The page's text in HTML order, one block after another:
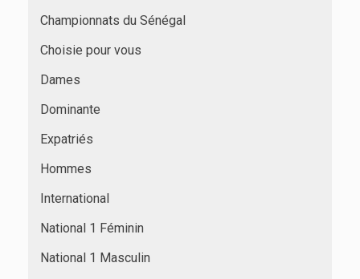
Championnats du Sénégal
Choisie pour vous
Dames
Dominante
Expatriés
Hommes
International
National 1 Féminin
National 1 Masculin